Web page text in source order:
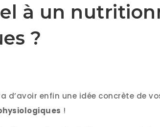
à un
?
enfin une idée concrète de
!